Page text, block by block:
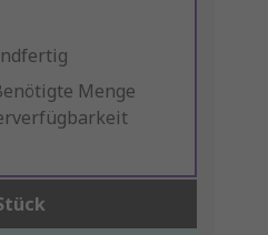
Menge